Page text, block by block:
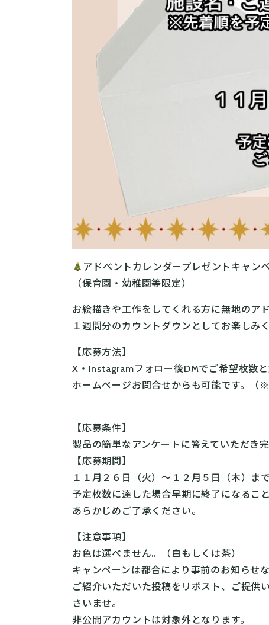
アドベントカレンダープレゼントキャン
（保育園・幼稚園等限定）
お絵描きや工作をしてくれる方に無地のア
１週間分のカウントダウンとしてお楽しみ
【応募方法】
X・Instagramフォロー後DMでご希望枚数
ホームページお問合せからも可能です。（
【応募条件】
製品の簡単なアンケートに答えていただき
【応募期間】
１１月２６日（火）～１２月５日（木）まで
予定枚数に達した場合早期に終了になるこ
あらかじめご了承ください。
【注意事項】
お色は選べません。（白もしくは茶）
キャンペーンは都合により事前のお知らせ
ご紹介いただいた投稿をリポスト、ご提供
さいませ。
非公開アカウントは対象外となります。